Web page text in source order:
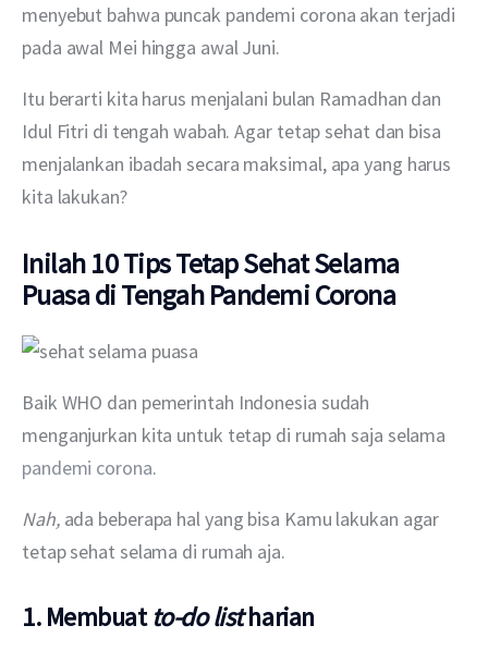
menyebut bahwa puncak pandemi corona akan terjadi
pada awal Mei hingga awal Juni.
Itu berarti kita harus menjalani bulan Ramadhan dan
Idul Fitri di tengah wabah. Agar tetap sehat dan bisa
menjalankan ibadah secara maksimal, apa yang harus
kita lakukan?
Inilah 10 Tips Tetap Sehat Selama
Puasa di Tengah Pandemi Corona
Baik WHO dan pemerintah Indonesia sudah
menganjurkan kita untuk tetap di rumah saja selama
pandemi corona.
Nah, ada beberapa hal yang bisa Kamu lakukan agar
tetap sehat selama di rumah aja.
1. Membuatto-do listharian